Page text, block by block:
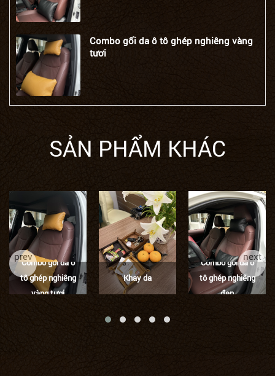
Combo gối da ô tô ghép nghiêng vàng
tươi
SẢN PHẨM KHÁC
Combo gối da ô
tô ghép nghiêng
vàng tươi
Khay da
Combo gối da ô
tô ghép nghiêng
đen
prev next